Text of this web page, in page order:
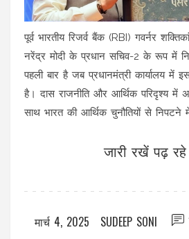
पूर्व भारतीय रिजर्व बैंक (RBI) गवर्नर
नरेंद्र मोदी के प्रधान सचिव-2 के रूप में
पहली बार है जब प्रधानमंत्री कार्यालय में
है। दास राजनीति और आर्थिक परिदृश्य
साथ भारत की आर्थिक चुनौतियों से निपटने
जारी रखें पढ़
मार्च 4, 2025 SUDEEP SONI